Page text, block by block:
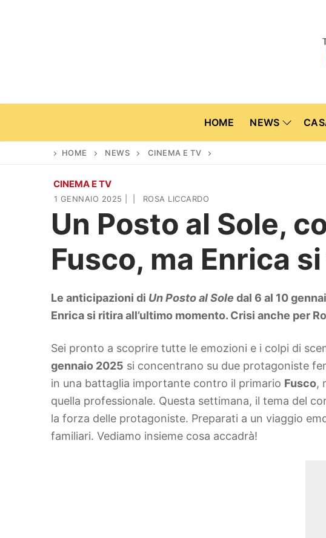
HOME NEWS
Home
News
Cinema e TV
Casa & Giardino
Piante e fiori
Lifestyle
Zodiaco
HOME NEWS CINEMA E TV
CINEMA E TV
1 GENNAIO 2025 ROSA LICCARDO
Un Posto al Sole,
Fusco, ma Enrica
Le anticipazioni di Un Posto al Sole dal 6 al 10
Enrica si ritira all’ultimo momento. Crisi anche per
Sei pronto a scoprire tutte le emozioni e i colpi di
gennaio 2025 si concentrano su due protagoniste
in una battaglia importante contro il primario Fusco,
quella professionale. Questa settimana, il tema del
la forza delle protagoniste. Preparati a un viaggio
familiari. Vediamo insieme cosa accadrà!